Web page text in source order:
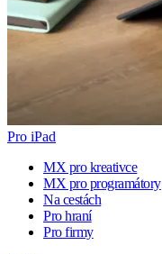
Pro iPad
MX pro kreativce
MX pro programátory
Na cestách
Pro hraní
Pro firmy